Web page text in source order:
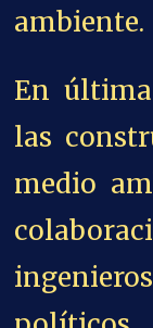
ambiente.
En
las
medio